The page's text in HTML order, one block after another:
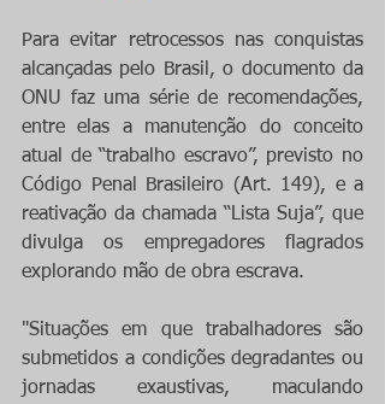
Para evitar retrocessos nas conquistas
alcançadas pelo Brasil, o documento da
ONU faz uma série de recomendações,
entre elas a manutenção do conceito
atual de “trabalho escravo”, previsto no
Código Penal Brasileiro (Art. 149), e a
reativação da chamada “Lista Suja”, que
divulga os empregadores flagrados
explorando mão de obra escrava.
"Situações em que trabalhadores são
submetidos a condições degradantes ou
jornadas exaustivas, maculando